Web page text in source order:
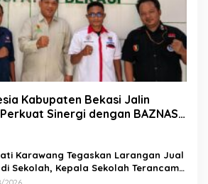
Kabupaten Bekasi Jalin
Sinergi dengan BAZNAS
Karawang Tegaskan Larangan Jual
di Sekolah, Kepala Sekolah Terancam